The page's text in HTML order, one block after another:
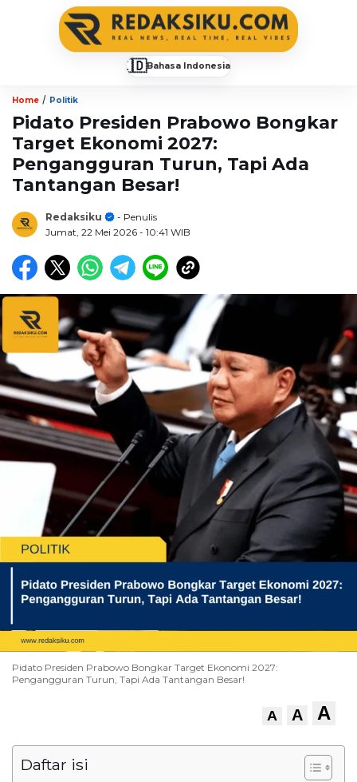
🇮🇩Bahasa Indonesia
Home / Politik
Pidato Presiden Prabowo Bongkar
Target Ekonomi 2027:
Pengangguran Turun, Tapi Ada
Tantangan Besar!
Redaksiku
- Penulis
Jumat, 22 Mei 2026 - 10:41 WIB
Pidato Presiden Prabowo Bongkar Target Ekonomi 2027:
Pengangguran Turun, Tapi Ada Tantangan Besar!
A A A
Daftar isi